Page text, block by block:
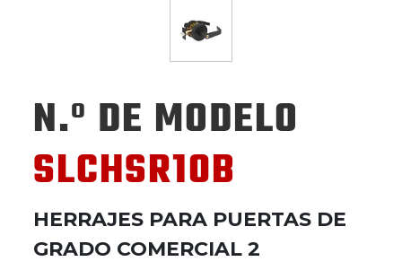
N.º DE MODELO
SLCHSR10B
HERRAJES PARA PUERTAS DE
GRADO COMERCIAL 2